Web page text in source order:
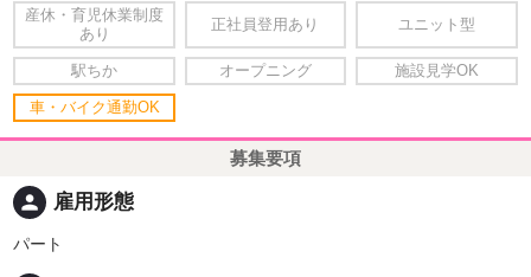
産休・育児休業制度
あり
正社員登用あり ユニット型
駅ちか オープニング 施設見学OK
車・バイク通勤OK
募集要項
person 雇用形態
パート